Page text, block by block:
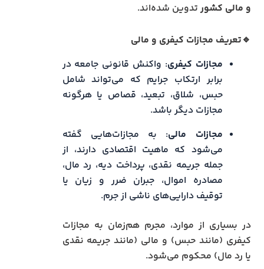
و مالی کشور تدوین شده‌اند.
🔹تعریف مجازات کیفری و مالی
مجازات کیفری: واکنش قانونی جامعه در
برابر ارتکاب جرایم که می‌تواند شامل
حبس، شلاق، تبعید، قصاص یا هرگونه
مجازات دیگر باشد.
مجازات مالی: به مجازات‌هایی گفته
می‌شود که ماهیت اقتصادی دارند، از
جمله جریمه نقدی، پرداخت دیه، رد مال،
مصادره اموال، جبران ضرر و زیان یا
توقیف دارایی‌های ناشی از جرم.
در بسیاری از موارد، مجرم هم‌زمان به مجازات
کیفری (مانند حبس) و مالی (مانند جریمه نقدی
یا رد مال) محکوم می‌شود.